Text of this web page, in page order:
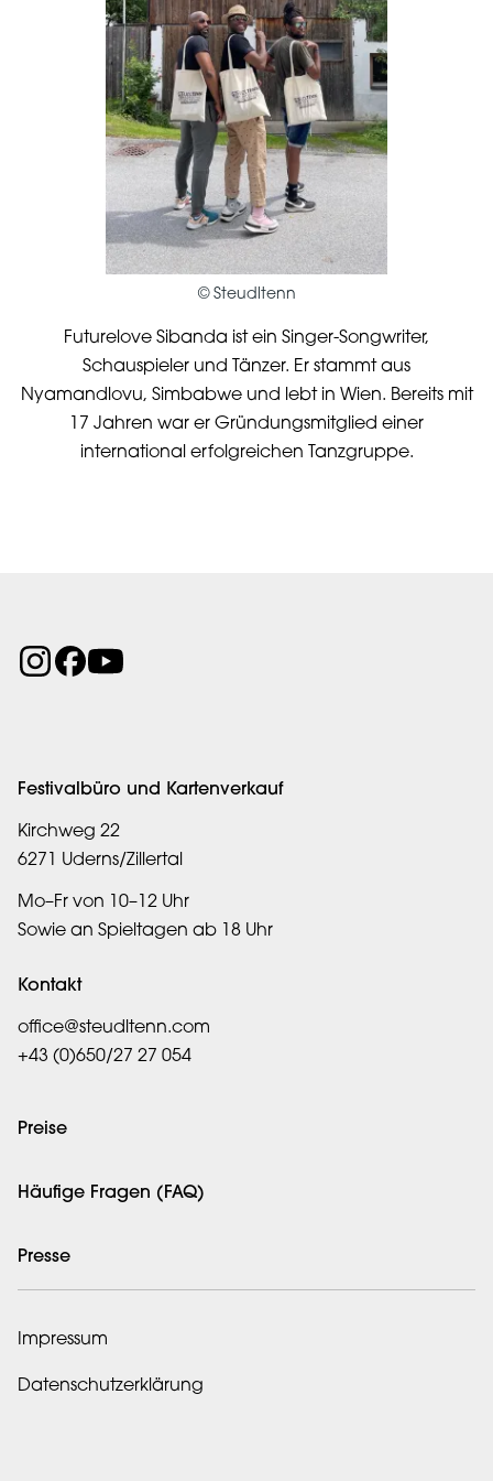
© Steudltenn
Futurelove Sibanda ist ein Singer-Songwriter,
Schauspieler und Tänzer. Er stammt aus
Nyamandlovu, Simbabwe und lebt in Wien. Bereits mit
17 Jahren war er Gründungsmitglied einer
international erfolgreichen Tanzgruppe.
Festivalbüro und Kartenverkauf
Kirchweg 22
6271 Uderns/Zillertal
Mo–Fr von 10–12 Uhr
Sowie an Spieltagen ab 18 Uhr
Kontakt
office@steudltenn.com
+43 (0)650/27 27 054
Preise
Häufige Fragen (FAQ)
Presse
Impressum
Datenschutzerklärung